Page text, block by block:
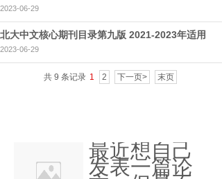
2023-06-29
北大中文核心期刊目录第九版 2021-2023年适用
2023-06-29
共 9 条记录 1 2 下一页> 末页
最近想自己
发表一篇论